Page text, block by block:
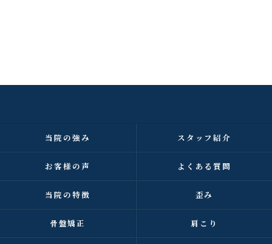
当院の強み スタッフ紹介
お客様の声 よくある質問
当院の特徴 歪み
骨盤矯正 肩こり